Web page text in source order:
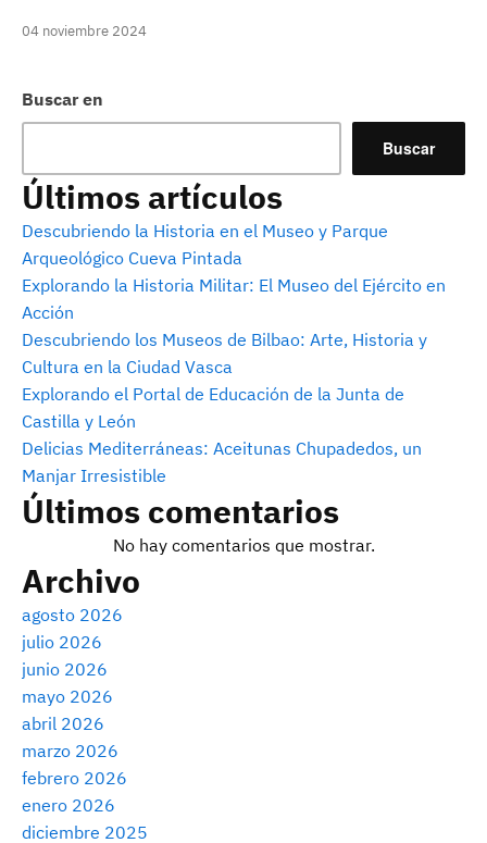
Buscar en
Buscar
Últimos artículos
Descubriendo la Historia en el Museo y Parque
Arqueológico Cueva Pintada
Explorando la Historia Militar: El Museo del Ejército en
Acción
Descubriendo los Museos de Bilbao: Arte, Historia y
Cultura en la Ciudad Vasca
Explorando el Portal de Educación de la Junta de
Castilla y León
Delicias Mediterráneas: Aceitunas Chupadedos, un
Manjar Irresistible
Últimos comentarios
No hay comentarios que mostrar.
Archivo
agosto 2026
julio 2026
junio 2026
mayo 2026
abril 2026
marzo 2026
febrero 2026
enero 2026
diciembre 2025
04 noviembre 2024